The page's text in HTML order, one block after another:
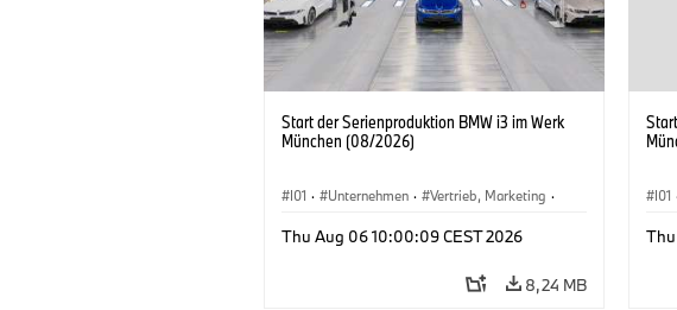
Start der Serienproduktion BMW i3 im Werk
München (08/2026)
I01 · Unternehmen · Vertrieb, Marketing ·
Thu Aug 06 10:00:09 CEST 2026
8,24 MB
I01